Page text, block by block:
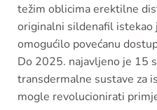
težim oblicima erektilne
originalni sildenafil
omogućilo povećanu
Do 2025. najavljeno je 15
transdermalne sustave za
mogle revolucionirati